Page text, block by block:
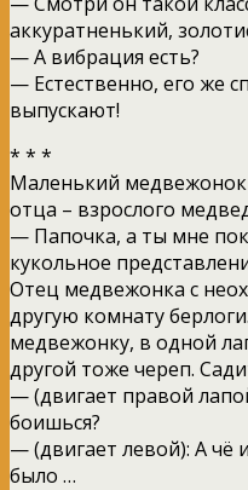
аккуратненький,
— А вибрация есть?
— Естественно, его же
выпускают!
* * *
Маленький медвежонок
отца – взрослого
— Папочка, а ты мне
кукольное
Отец медвежонка с
другую комнату
медвежонку, в одной
другой тоже череп.
— (двигает правой
боишься?
— (двигает левой): А чё
было …